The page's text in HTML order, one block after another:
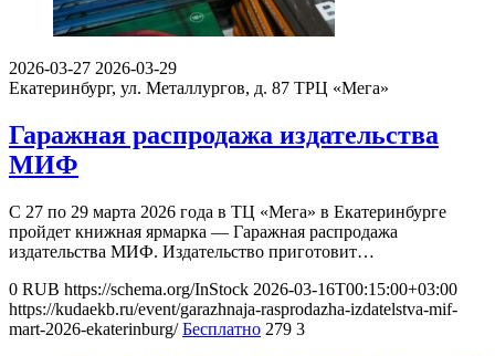
2026-03-27 2026-03-29
Екатеринбург, ул. Металлургов, д. 87 ТРЦ «Мега»
Гаражная распродажа издательства
МИФ
С 27 по 29 марта 2026 года в ТЦ «Мега» в Екатеринбурге
пройдет книжная ярмарка — Гаражная распродажа
издательства МИФ. Издательство приготовит…
0 RUB https://schema.org/InStock 2026-03-16T00:15:00+03:00
https://kudaekb.ru/event/garazhnaja-rasprodazha-izdatelstva-mif-
mart-2026-ekaterinburg/ Бесплатно 279 3